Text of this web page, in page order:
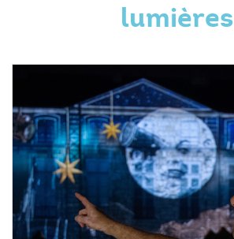
lumières